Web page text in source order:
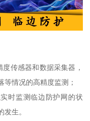
传感器和数据采集器，
情况的高精度监测；
时监测临边防护网的状
生。